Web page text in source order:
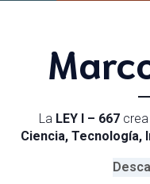
La LEY I – 667
Ciencia, Tecnología,